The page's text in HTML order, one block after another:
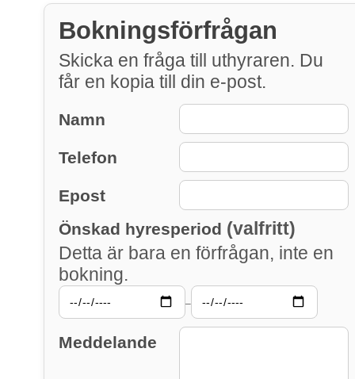
Bokningsförfrågan
Skicka en fråga till uthyraren. Du
får en kopia till din e-post.
Namn
Telefon
Epost
Önskad hyresperiod (valfritt)
Detta är bara en förfrågan, inte en
bokning.
–
Meddelande